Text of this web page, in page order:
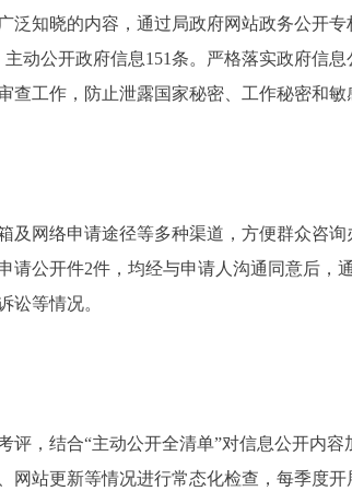
泛知晓的内容，通过局政府网站政务公开
动公开政府信息151条。严格落实政府信
查工作，防止泄露国家秘密、工作秘密和敏
及网络申请途径等多种渠道，方便群众咨
请公开件2件，均经与申请人沟通同意后，
讼等情况。
评，结合“主动公开全清单”对信息公开内
网站更新等情况进行常态化检查，每季度